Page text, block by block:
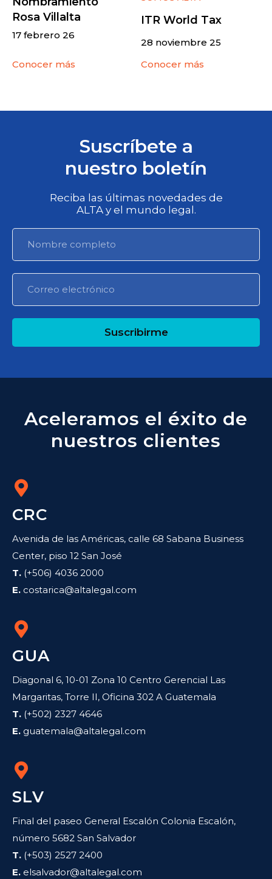
Rosa Villalta
17 febrero 26
Conocer más
ITR World Tax
28 noviembre 25
Conocer más
Suscríbete a
nuestro boletín
Reciba las últimas novedades de
ALTA y el mundo legal.
Suscribirme
Aceleramos el éxito de
nuestros clientes
CRC
Avenida de las Américas, calle 68 Sabana Business
Center, piso 12 San José
T. (+506) 4036 2000
E. costarica@altalegal.com
GUA
Diagonal 6, 10-01 Zona 10 Centro Gerencial Las
Margaritas, Torre II, Oficina 302 A Guatemala
T. (+502) 2327 4646
E. guatemala@altalegal.com
SLV
Final del paseo General Escalón Colonia Escalón,
número 5682 San Salvador
T. (+503) 2527 2400
E. elsalvador@altalegal.com